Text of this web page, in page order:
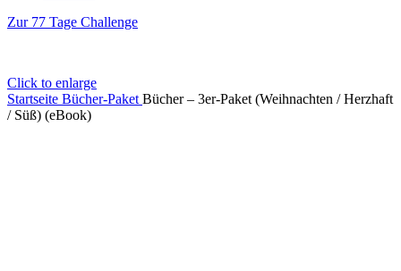
Zur 77 Tage Challenge
Click to enlarge
Startseite Bücher-Paket Bücher – 3er-Paket (Weihnachten / Herzhaft
/ Süß) (eBook)